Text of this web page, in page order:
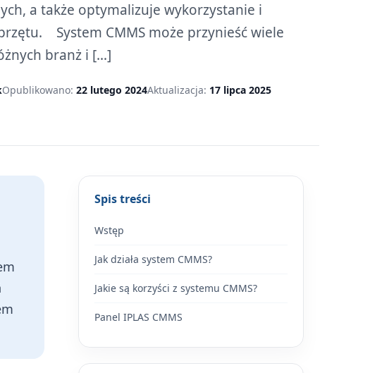
a także optymalizuje wykorzystanie i
System CMMS może przynieść wiele
branż i […]
Opublikowano: 22 lutego 2024Aktualizacja: 17 lipca 2025
Spis treści
Wstęp
Jak działa system CMMS?
Jakie są korzyści z systemu CMMS?
Panel IPLAS CMMS